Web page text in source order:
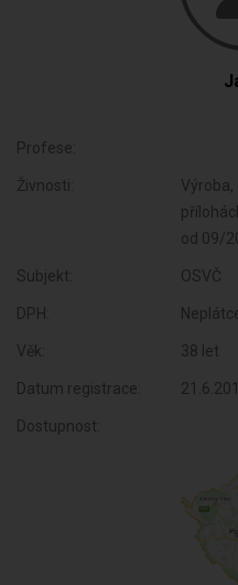
Profese:
Živnosti:
Výroba,
od 09/
Subjekt: OSVČ
DPH:
Věk: 38 let
Datum registrace:
Dostupnost: